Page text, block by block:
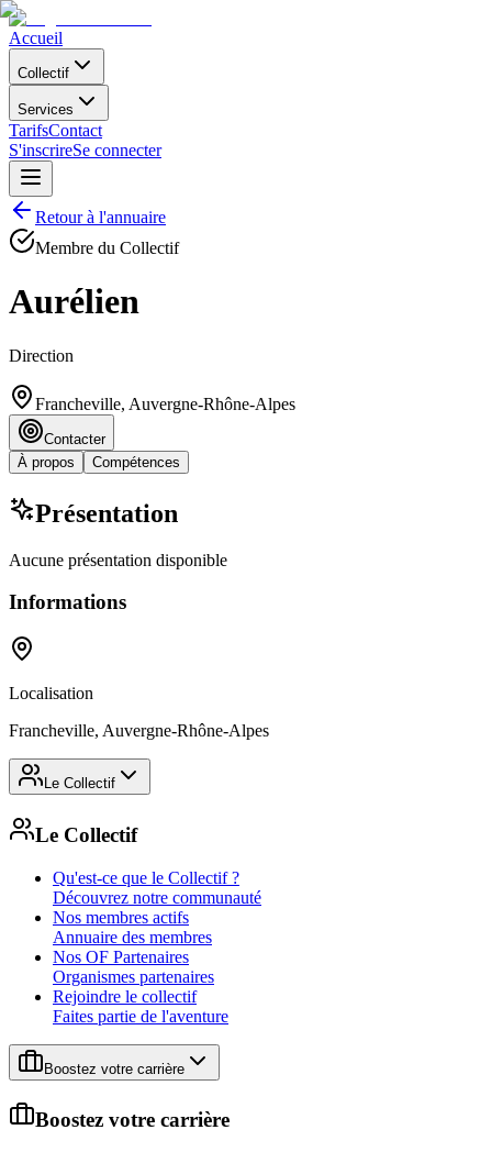
Accueil
Collectif
Services
TarifsContact
S'inscrireSe connecter
Retour à l'annuaire
Membre du Collectif
Aurélien
Direction
Francheville, Auvergne-Rhône-Alpes
Contacter
À propos
Compétences
Présentation
Aucune présentation disponible
Informations
Localisation
Francheville, Auvergne-Rhône-Alpes
Le Collectif
Le Collectif
Qu'est-ce que le Collectif ?
Découvrez notre communauté
Nos membres actifs
Annuaire des membres
Nos OF Partenaires
Organismes partenaires
Rejoindre le collectif
Faites partie de l'aventure
Boostez votre carrière
Boostez votre carrière